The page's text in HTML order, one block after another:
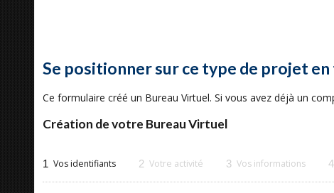
Se positionner sur ce type de projet
Ce formulaire créé un Bureau Virtuel. Si vous avez déjà un
Création de votre Bureau Virtuel
1 Vos identifiants 2 Votre activité 3 Vos informations 4